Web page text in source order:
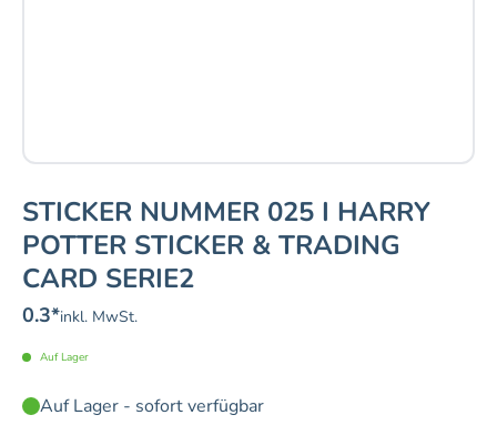
STICKER NUMMER 025 I HARRY
POTTER STICKER & TRADING
CARD SERIE2
0.3*inkl. MwSt.
Auf Lager
Auf Lager - sofort verfügbar